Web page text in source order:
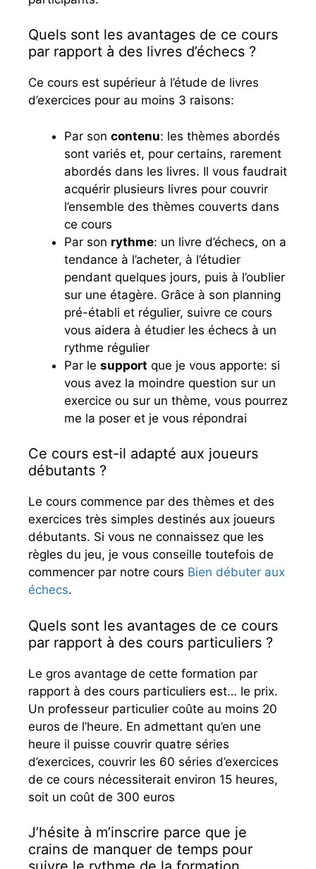
Quels sont les avantages de ce cours
par rapport à des livres d’échecs ?
Ce cours est supérieur à l’étude de livres
d’exercices pour au moins 3 raisons:
Par son contenu: les thèmes abordés
sont variés et, pour certains, rarement
abordés dans les livres. Il vous faudrait
acquérir plusieurs livres pour couvrir
l’ensemble des thèmes couverts dans
ce cours
Par son rythme: un livre d’échecs, on a
tendance à l’acheter, à l’étudier
pendant quelques jours, puis à l’oublier
sur une étagère. Grâce à son planning
pré-établi et régulier, suivre ce cours
vous aidera à étudier les échecs à un
rythme régulier
Par le support que je vous apporte: si
vous avez la moindre question sur un
exercice ou sur un thème, vous pourrez
me la poser et je vous répondrai
Ce cours est-il adapté aux joueurs
débutants ?
Le cours commence par des thèmes et des
exercices très simples destinés aux joueurs
débutants. Si vous ne connaissez que les
règles du jeu, je vous conseille toutefois de
commencer par notre cours Bien débuter aux
échecs.
Quels sont les avantages de ce cours
par rapport à des cours particuliers ?
Le gros avantage de cette formation par
rapport à des cours particuliers est… le prix.
Un professeur particulier coûte au moins 20
euros de l’heure. En admettant qu’en une
heure il puisse couvrir quatre séries
d’exercices, couvrir les 60 séries d’exercices
de ce cours nécessiterait environ 15 heures,
soit un coût de 300 euros
J’hésite à m’inscrire parce que je
crains de manquer de temps pour